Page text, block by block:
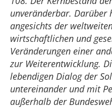
unveränderbar. Darüber
angesichts der
wirtschaftlichen und
Veränderungen einer
zur Weiterentwicklung.
lebendigen Dialog der
untereinander und mit
außerhalb der